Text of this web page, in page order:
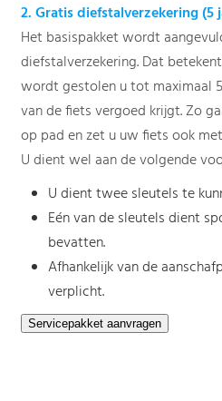
2. Gratis diefstalverzekering
Het basispakket wordt
diefstalverzekering. Dat
wordt gestolen u tot maximaal
van de fiets vergoed krijgt. Zo
op pad en zet u uw fiets ook
U dient wel aan de volgende
U dient twee sleutels te
Eén van de sleutels dient
bevatten.
Afhankelijk van de
verplicht.